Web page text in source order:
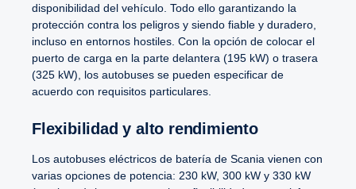
disponibilidad del vehículo. Todo ello garantizando la
protección contra los peligros y siendo fiable y duradero,
incluso en entornos hostiles. Con la opción de colocar el
puerto de carga en la parte delantera (195 kW) o trasera
(325 kW), los autobuses se pueden especificar de
acuerdo con requisitos particulares.
Flexibilidad y alto rendimiento
Los autobuses eléctricos de batería de Scania vienen con
varias opciones de potencia: 230 kW, 300 kW y 330 kW